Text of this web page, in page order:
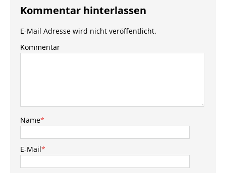
Kommentar hinterlassen
E-Mail Adresse wird nicht veröffentlicht.
Kommentar
Name*
E-Mail*